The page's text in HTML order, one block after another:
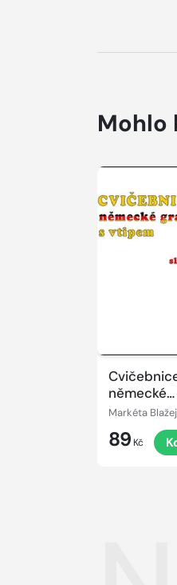
Mohlo
německé
gramatiky
vtipem III
Markéta
89 Kč